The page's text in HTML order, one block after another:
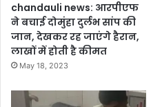
chandauli news: आरपीएफ
ने बचाई दोमुंहा दुर्लभ सांप की
जान, देखकर रह जाएंगे हैरान,
लाखों में होती है कीमत
May 18, 2023